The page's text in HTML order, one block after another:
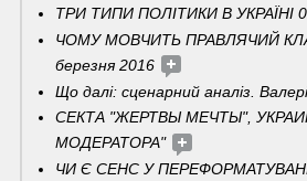
ТРИ ТИПИ ПОЛІТИКИ В УКРАЇНІ
ЧОМУ МОВЧИТЬ ПРАВЛЯЧИЙ
березня 2016
Що далі: сценарний аналіз.
СЕКТА "ЖЕРТВЫ МЕЧТЫ",
МОДЕРАТОРА"
ЧИ Є СЕНС У